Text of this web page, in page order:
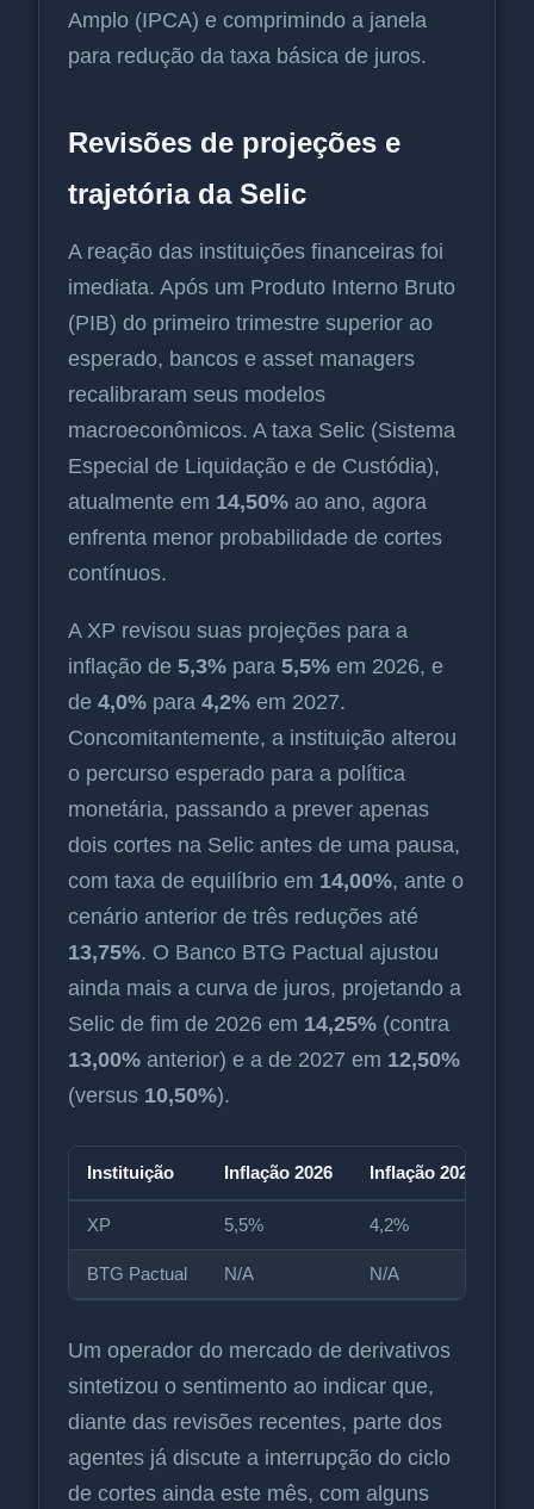
Amplo (IPCA) e comprimindo a janela
para redução da taxa básica de juros.
Revisões de projeções e
trajetória da Selic
A reação das instituições financeiras foi
imediata. Após um Produto Interno Bruto
(PIB) do primeiro trimestre superior ao
esperado, bancos e asset managers
recalibraram seus modelos
macroeconômicos. A taxa Selic (Sistema
Especial de Liquidação e de Custódia),
atualmente em 14,50% ao ano, agora
enfrenta menor probabilidade de cortes
contínuos.
A XP revisou suas projeções para a
inflação de 5,3% para 5,5% em 2026, e
de 4,0% para 4,2% em 2027.
Concomitantemente, a instituição alterou
o percurso esperado para a política
monetária, passando a prever apenas
dois cortes na Selic antes de uma pausa,
com taxa de equilíbrio em 14,00%, ante o
cenário anterior de três reduções até
13,75%. O Banco BTG Pactual ajustou
ainda mais a curva de juros, projetando a
Selic de fim de 2026 em 14,25% (contra
13,00% anterior) e a de 2027 em 12,50%
(versus 10,50%).
Instituição Inflação 2026 Inflação 2027
XP 5,5% 4,2%
BTG Pactual N/A N/A
Um operador do mercado de derivativos
sintetizou o sentimento ao indicar que,
diante das revisões recentes, parte dos
agentes já discute a interrupção do ciclo
de cortes ainda este mês, com alguns